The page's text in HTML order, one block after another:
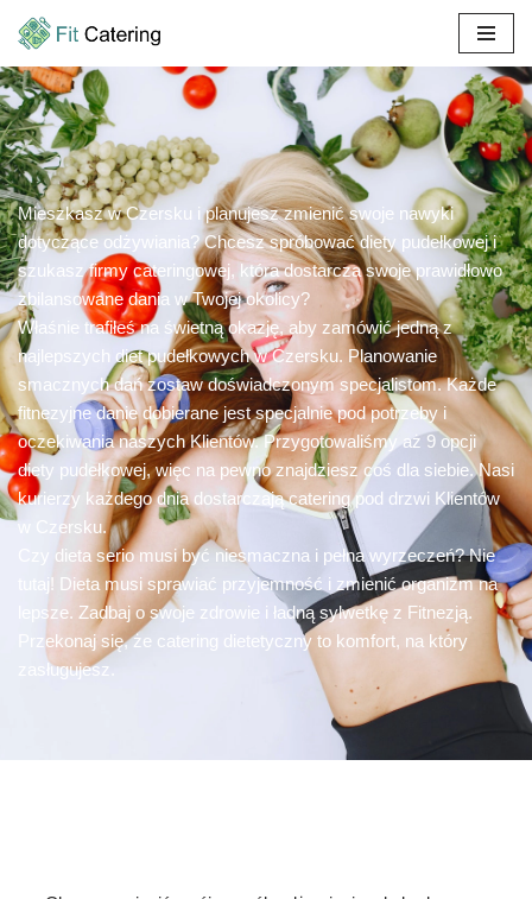
Przejdź
do
treści
Mieszkasz w Czersku i planujesz zmienić swoje nawyki
dotyczące odżywiania? Chcesz spróbować diety pudełkowej i
szukasz firmy cateringowej, która dostarcza swoje prawidłowo
zbilansowane dania w Twojej okolicy?
Właśnie trafiłeś na świetną okazję, aby zamówić jedną z
najlepszych diet pudełkowych w Czersku. Planowanie
smacznych dań zostaw doświadczonym specjalistom. Każde
fitnezyjne danie dobierane jest specjalnie pod potrzeby i
oczekiwania naszych Klientów. Przygotowaliśmy aż 9 opcji
diety pudełkowej, więc na pewno znajdziesz coś dla siebie. Nasi
kurierzy każdego dnia dostarczają catering pod drzwi Klientów
w Czersku.
Czy dieta serio musi być niesmaczna i pełna wyrzeczeń? Nie
tutaj! Dieta musi sprawiać przyjemność i zmienić organizm na
lepsze. Zadbaj o swoje zdrowie i ładną sylwetkę z Fitnezją.
Przekonaj się, że catering dietetyczny to komfort, na który
zasługujesz.